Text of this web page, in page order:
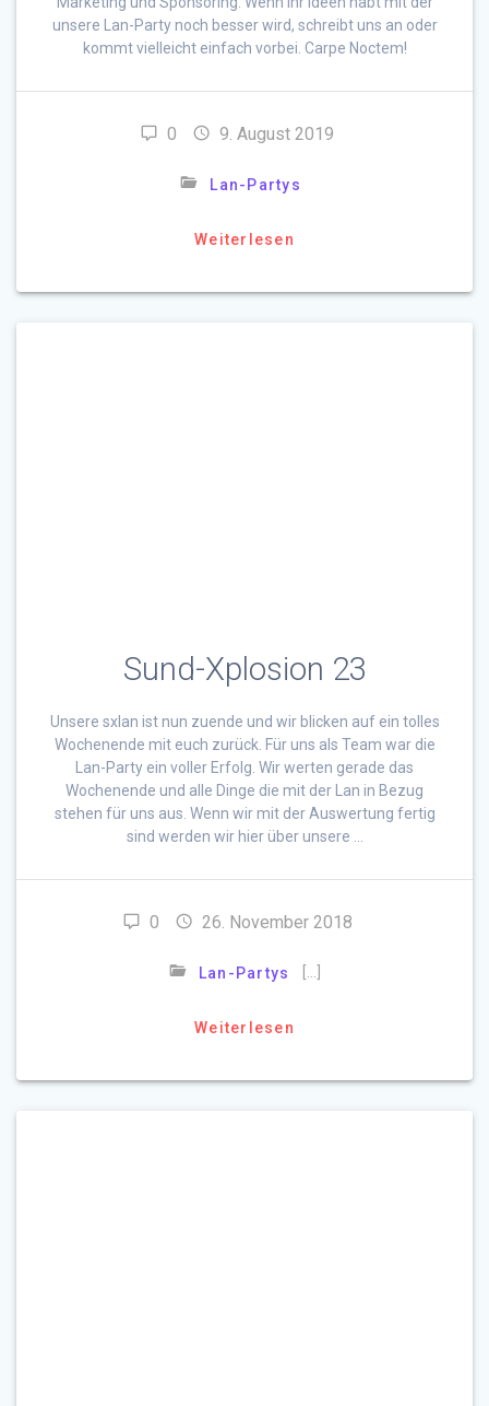
unsere Lan-Party noch besser wird, schreibt uns an oder
kommt vielleicht einfach vorbei. Carpe Noctem!
0 9. August 2019
Lan-Partys
Weiterlesen
Sund-Xplosion 23
Unsere sxlan ist nun zuende und wir blicken auf ein tolles
Wochenende mit euch zurück. Für uns als Team war die
Lan-Party ein voller Erfolg. Wir werten gerade das
Wochenende und alle Dinge die mit der Lan in Bezug
stehen für uns aus. Wenn wir mit der Auswertung fertig
sind werden wir hier über unsere …
0 26. November 2018
Lan-Partys
Weiterlesen